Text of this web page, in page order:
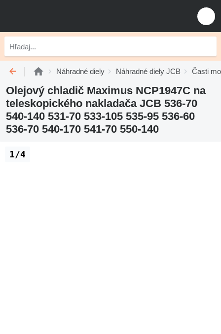
Náhradné diely Náhradné diely JCB Časti
Olejový chladič Maximus NCP1947C na
teleskopického nakladača JCB 536-70
540-140 531-70 533-105 535-95 536-60
536-70 540-170 541-70 550-140
1/4